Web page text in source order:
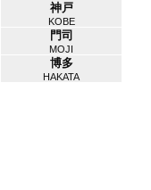
神戸
KOBE
門司
MOJI
博多
HAKATA